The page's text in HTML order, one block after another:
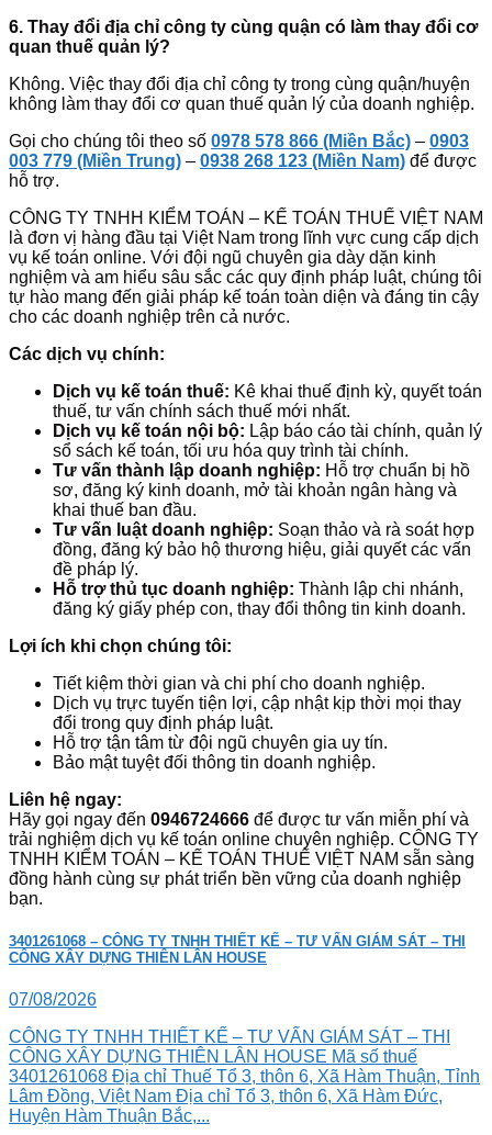
6. Thay đổi địa chỉ công ty cùng quận có làm thay đổi cơ
quan thuế quản lý?
Không. Việc thay đổi địa chỉ công ty trong cùng quận/huyện
không làm thay đổi cơ quan thuế quản lý của doanh nghiệp.
Gọi cho chúng tôi theo số 0978 578 866 (Miền Bắc) – 0903
003 779 (Miền Trung) – 0938 268 123 (Miền Nam) để được
hỗ trợ.
CÔNG TY TNHH KIỂM TOÁN – KẾ TOÁN THUẾ VIỆT NAM
là đơn vị hàng đầu tại Việt Nam trong lĩnh vực cung cấp dịch
vụ kế toán online. Với đội ngũ chuyên gia dày dặn kinh
nghiệm và am hiểu sâu sắc các quy định pháp luật, chúng tôi
tự hào mang đến giải pháp kế toán toàn diện và đáng tin cậy
cho các doanh nghiệp trên cả nước.
Các dịch vụ chính:
Dịch vụ kế toán thuế: Kê khai thuế định kỳ, quyết toán
thuế, tư vấn chính sách thuế mới nhất.
Dịch vụ kế toán nội bộ: Lập báo cáo tài chính, quản lý
sổ sách kế toán, tối ưu hóa quy trình tài chính.
Tư vấn thành lập doanh nghiệp: Hỗ trợ chuẩn bị hồ
sơ, đăng ký kinh doanh, mở tài khoản ngân hàng và
khai thuế ban đầu.
Tư vấn luật doanh nghiệp: Soạn thảo và rà soát hợp
đồng, đăng ký bảo hộ thương hiệu, giải quyết các vấn
đề pháp lý.
Hỗ trợ thủ tục doanh nghiệp: Thành lập chi nhánh,
đăng ký giấy phép con, thay đổi thông tin kinh doanh.
Lợi ích khi chọn chúng tôi:
Tiết kiệm thời gian và chi phí cho doanh nghiệp.
Dịch vụ trực tuyến tiện lợi, cập nhật kịp thời mọi thay
đổi trong quy định pháp luật.
Hỗ trợ tận tâm từ đội ngũ chuyên gia uy tín.
Bảo mật tuyệt đối thông tin doanh nghiệp.
Liên hệ ngay:
Hãy gọi ngay đến 0946724666 để được tư vấn miễn phí và
trải nghiệm dịch vụ kế toán online chuyên nghiệp. CÔNG TY
TNHH KIỂM TOÁN – KẾ TOÁN THUẾ VIỆT NAM sẵn sàng
đồng hành cùng sự phát triển bền vững của doanh nghiệp
bạn.
3401261068 – CÔNG TY TNHH THIẾT KẾ – TƯ VẤN GIÁM SÁT – THI
CÔNG XÂY DỰNG THIÊN LÂN HOUSE
07/08/2026
CÔNG TY TNHH THIẾT KẾ – TƯ VẤN GIÁM SÁT – THI
CÔNG XÂY DỰNG THIÊN LÂN HOUSE Mã số thuế
3401261068 Địa chỉ Thuế Tổ 3, thôn 6, Xã Hàm Thuận, Tỉnh
Lâm Đồng, Việt Nam Địa chỉ Tổ 3, thôn 6, Xã Hàm Đức,
Huyện Hàm Thuận Bắc,...